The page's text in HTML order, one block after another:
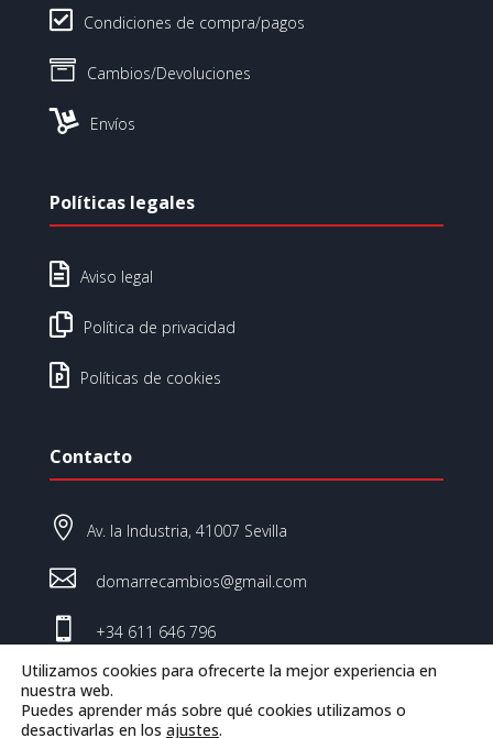
 Condiciones de compra/pagos
 Cambios/Devoluciones
 Envíos
Políticas legales
 Aviso legal
 Política de privacidad
 Políticas de cookies
Contacto
 Av. la Industria, 41007 Sevilla
 domarrecambios@gmail.com
 +34 611 646 796
© Domar Recambios 2026 | Todos los derechos
Utilizamos cookies para ofrecerte la mejor experiencia en
nuestra web.
Puedes aprender más sobre qué cookies utilizamos o
desactivarlas en los ajustes.